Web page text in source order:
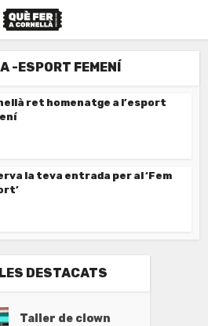
-ESPORT FEMENÍ
ret homenatge a l’esport
la teva entrada per al ‘Fem
DESTACATS
Taller de clown